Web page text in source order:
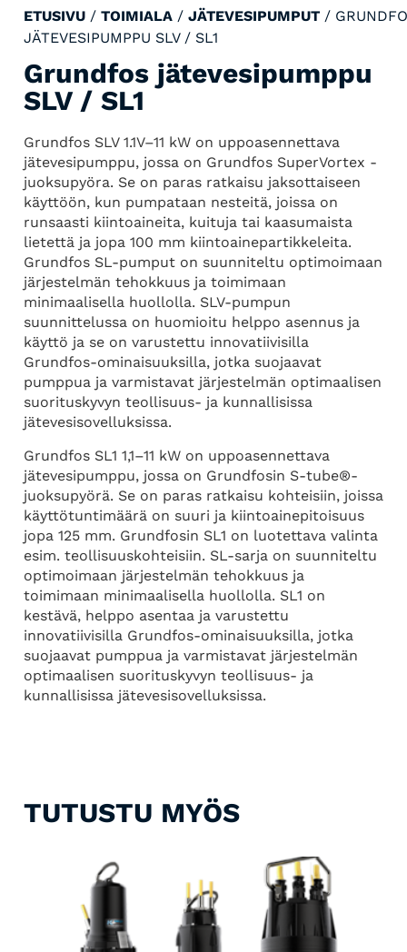
ETUSIVU / TOIMIALA / JÄTEVESIPUMPUT /
JÄTEVESIPUMPPU SLV / SL1
Grundfos jätevesipumppu
SLV / SL1
Grundfos SLV 1.1V–11 kW on uppoasennettava
jätevesipumppu, jossa on Grundfos SuperVortex -
juoksupyöra. Se on paras ratkaisu jaksottaiseen
käyttöön, kun pumpataan nesteitä, joissa on
runsaasti kiintoaineita, kuituja tai kaasumaista
lietettä ja jopa 100 mm kiintoainepartikkeleita.
Grundfos SL-pumput on suunniteltu optimoimaan
järjestelmän tehokkuus ja toimimaan
minimaalisella huollolla. SLV-pumpun
suunnittelussa on huomioitu helppo asennus ja
käyttö ja se on varustettu innovatiivisilla
Grundfos-ominaisuuksilla, jotka suojaavat
pumppua ja varmistavat järjestelmän optimaalisen
suorituskyvyn teollisuus- ja kunnallisissa
jätevesisovelluksissa.
Grundfos SL1 1,1–11 kW on uppoasennettava
jätevesipumppu, jossa on Grundfosin S-tube®-
juoksupyörä. Se on paras ratkaisu kohteisiin, joissa
käyttötuntimäärä on suuri ja kiintoainepitoisuus
jopa 125 mm. Grundfosin SL1 on luotettava valinta
esim. teollisuuskohteisiin. SL-sarja on suunniteltu
optimoimaan järjestelmän tehokkuus ja
toimimaan minimaalisella huollolla. SL1 on
kestävä, helppo asentaa ja varustettu
innovatiivisilla Grundfos-ominaisuuksilla, jotka
suojaavat pumppua ja varmistavat järjestelmän
optimaalisen suorituskyvyn teollisuus- ja
kunnallisissa jätevesisovelluksissa.
TUTUSTU MYÖS